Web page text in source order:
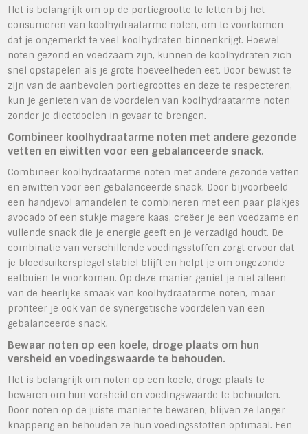
Het is belangrijk om op de portiegrootte te letten bij het
consumeren van koolhydraatarme noten, om te voorkomen
dat je ongemerkt te veel koolhydraten binnenkrijgt. Hoewel
noten gezond en voedzaam zijn, kunnen de koolhydraten zich
snel opstapelen als je grote hoeveelheden eet. Door bewust te
zijn van de aanbevolen portiegroottes en deze te respecteren,
kun je genieten van de voordelen van koolhydraatarme noten
zonder je dieetdoelen in gevaar te brengen.
Combineer koolhydraatarme noten met andere gezonde
vetten en eiwitten voor een gebalanceerde snack.
Combineer koolhydraatarme noten met andere gezonde vetten
en eiwitten voor een gebalanceerde snack. Door bijvoorbeeld
een handjevol amandelen te combineren met een paar plakjes
avocado of een stukje magere kaas, creëer je een voedzame en
vullende snack die je energie geeft en je verzadigd houdt. De
combinatie van verschillende voedingsstoffen zorgt ervoor dat
je bloedsuikerspiegel stabiel blijft en helpt je om ongezonde
eetbuien te voorkomen. Op deze manier geniet je niet alleen
van de heerlijke smaak van koolhydraatarme noten, maar
profiteer je ook van de synergetische voordelen van een
gebalanceerde snack.
Bewaar noten op een koele, droge plaats om hun
versheid en voedingswaarde te behouden.
Het is belangrijk om noten op een koele, droge plaats te
bewaren om hun versheid en voedingswaarde te behouden.
Door noten op de juiste manier te bewaren, blijven ze langer
knapperig en behouden ze hun voedingsstoffen optimaal. Een